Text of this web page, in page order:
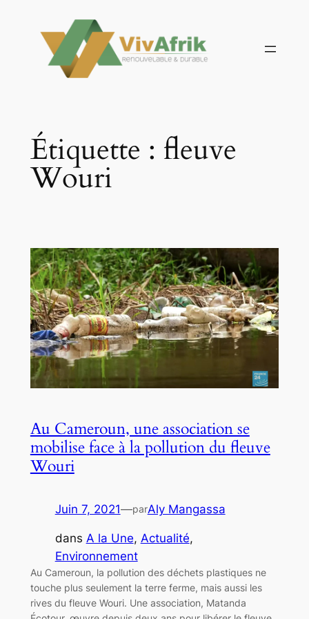
contenu
Étiquette : fleuve
Wouri
Au Cameroun, une association se
mobilise face à la pollution du fleuve
Wouri
Juin 7, 2021—parAly Mangassa
dans A la Une, Actualité
Environnement
Au Cameroun, la pollution des déchets plastiques ne
touche plus seulement la terre ferme, mais aussi les
rives du fleuve Wouri. Une association, Matanda